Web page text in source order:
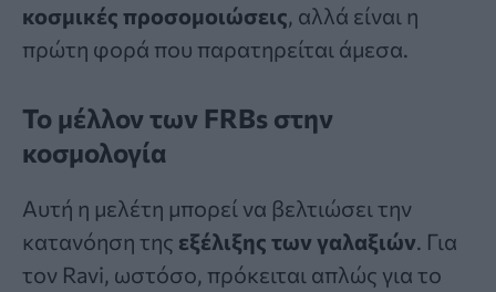
κοσμικές προσομοιώσεις, αλλά είναι η
πρώτη φορά που παρατηρείται άμεσα.
Το μέλλον των FRBs στην
κοσμολογία
Αυτή η μελέτη μπορεί να βελτιώσει την
κατανόηση της εξέλιξης των γαλαξιών . Για
τον Ravi, ωστόσο, πρόκειται απλώς για το